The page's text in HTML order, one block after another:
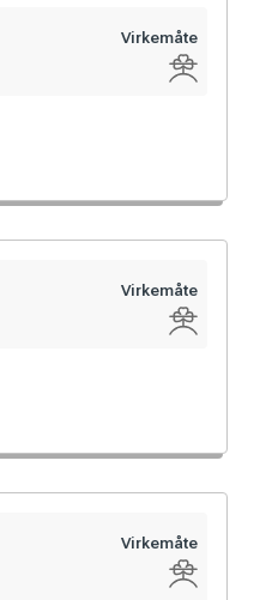
Virkemåte
Virkemåte
Virkemåte